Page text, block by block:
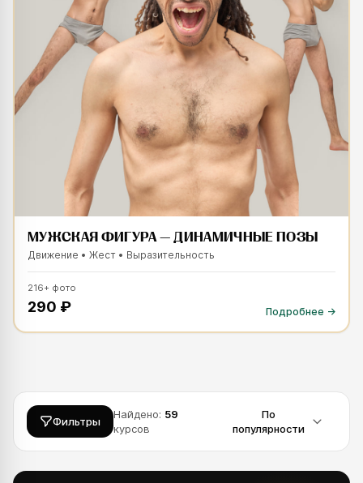
МУЖСКАЯ ФИГУРА — ДИНАМИЧНЫЕ ПОЗЫ
Движение • Жест • Выразительность
216+ фото
290 ₽ Подробнее →
Фильтры
Найдено: 59
курсов
По
популярности